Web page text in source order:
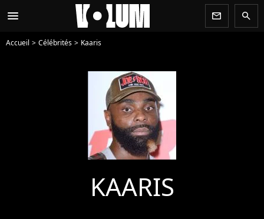
menu newsletter search
Accueil Célébrités Kaaris
KAARIS